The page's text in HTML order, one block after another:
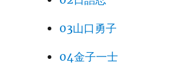
03山口勇子
04金子一士